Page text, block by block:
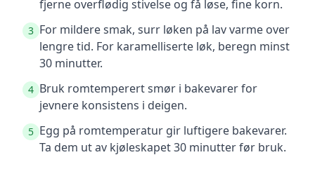
fjerne overflødig stivelse og få løse, fine korn.
3 For mildere smak, surr løken på lav varme over
lengre tid. For karamelliserte løk, beregn minst
30 minutter.
4 Bruk romtemperert smør i bakevarer for
jevnere konsistens i deigen.
5 Egg på romtemperatur gir luftigere bakevarer.
Ta dem ut av kjøleskapet 30 minutter før bruk.